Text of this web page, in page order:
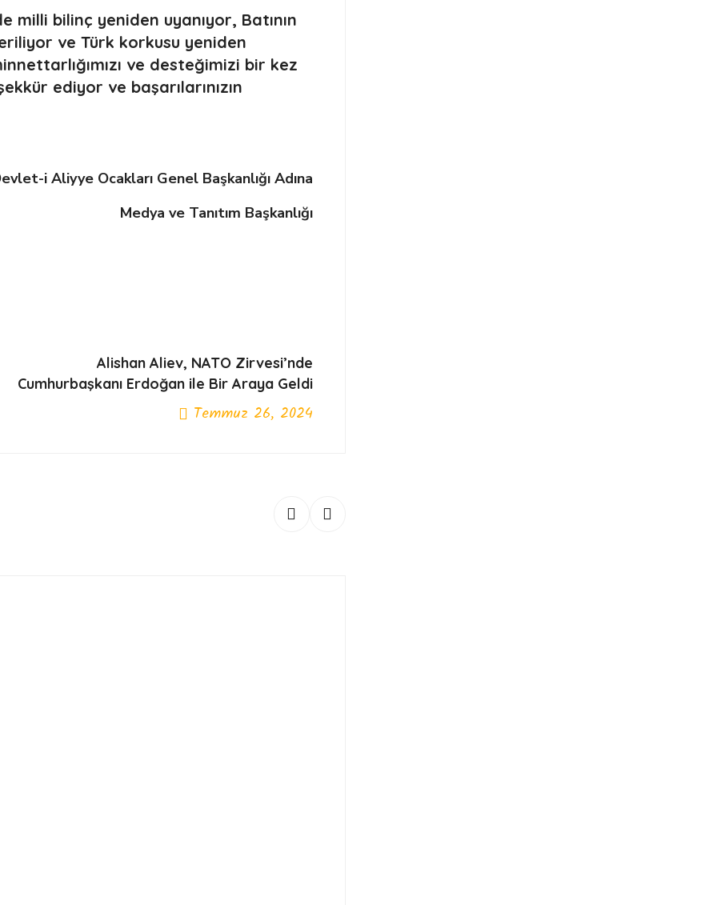
milli bilinç yeniden uyanıyor, Batının
ve Türk korkusu yeniden
ve desteğimizi bir kez
ediyor ve başarılarınızın
i Aliyye Ocakları Genel Başkanlığı Adına
Medya ve Tanıtım Başkanlığı
Alishan Aliev, NATO Zirvesi’nde
Cumhurbaşkanı Erdoğan ile Bir Araya Geldi
Temmuz 26, 2024